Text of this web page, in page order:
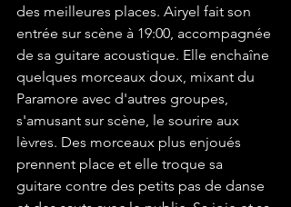
des meilleures places. Airyel fait son
entrée sur scène à 19:00, accompagnée
de sa guitare acoustique. Elle enchaîne
quelques morceaux doux, mixant du
Paramore avec d'autres groupes,
s'amusant sur scène, le sourire aux
lèvres. Des morceaux plus enjoués
prennent place et elle troque sa
guitare contre des petits pas de danse